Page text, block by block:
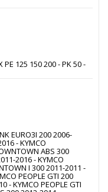
125 150 200 - PK 50 -
EURO3I 200 2006-
- KYMCO
ABS 300
2016 - KYMCO
I 300 2011-2011 -
PEOPLE GTI 200
- KYMCO PEOPLE GTI